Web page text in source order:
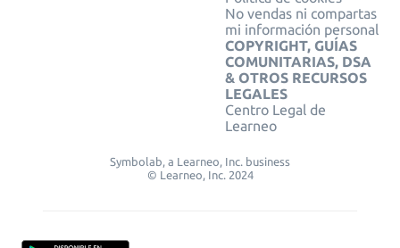
No vendas ni compartas
mi información personal
COPYRIGHT, GUÍAS
COMUNITARIAS, DSA
& OTROS RECURSOS
LEGALES
Centro Legal de
Learneo
Symbolab, a Learneo, Inc. business
© Learneo, Inc. 2024